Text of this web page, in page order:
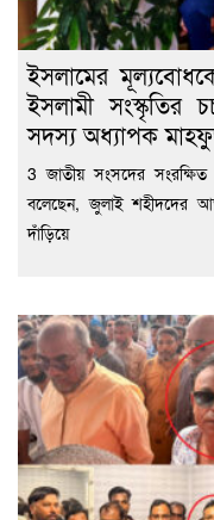
ইসলামের
ইসলামী সংস্কৃতির
সদস্য অধ্যাপক
3 জাতীয় সংসদের
বলেছেন, জুলাই শহীদদের
দাঁড়িয়ে